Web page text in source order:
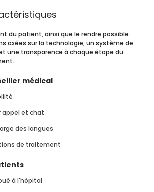
du patient, ainsi que le rendre possible
axées sur la technologie, un système de
une transparence à chaque étape du
médical
appel et chat
des langues
de traitement
à l'hôpital